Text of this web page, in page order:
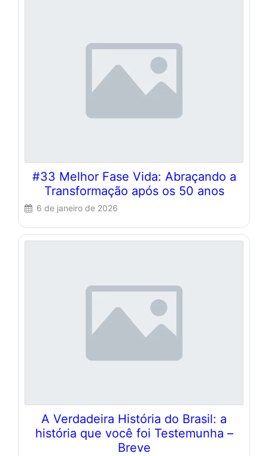
#33 Melhor Fase Vida: Abraçando a
Transformação após os 50 anos
6 de janeiro de 2026
A Verdadeira História do Brasil: a
história que você foi Testemunha –
Breve